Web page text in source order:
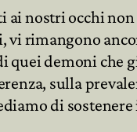
ai nostri occhi
rimangono
quei demoni
sulla
di